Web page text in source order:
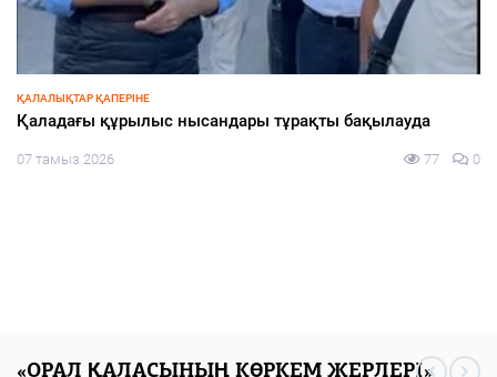
ҚҰРЫЛТАЙ-2026
160 мың мұғалімге ChatGPT Edu: теледебаттың басты
тақырыбы – білім мен жасанды интеллект
06 тамыз 2026 121
«ОРАЛ ҚАЛАСЫНЫҢ КӨРКЕМ ЖЕРЛЕРІ»